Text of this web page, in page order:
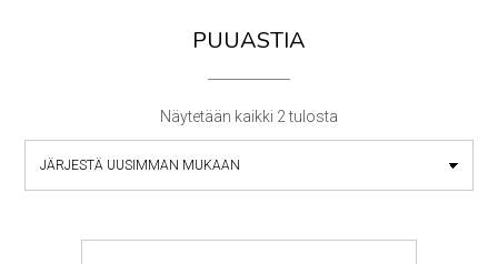
PUUASTIA
Näytetään kaikki 2 tulosta
by